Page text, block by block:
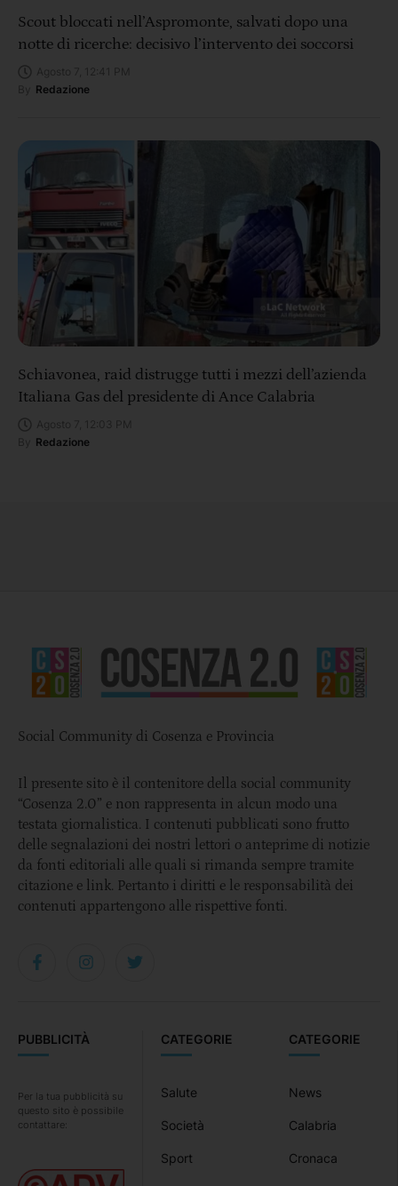
Scout bloccati nell’Aspromonte, salvati dopo una
notte di ricerche: decisivo l’intervento dei soccorsi
Redazione
Schiavonea, raid distrugge tutti i mezzi dell’azienda
Italiana Gas del presidente di Ance Calabria
Redazione
CATEGORIE
News
Calabria
Cronaca
CATEGORIE
Salute
Società
Sport
PUBBLICITÀ
Per la tua pubblicità su
questo sito è possibile
contattare:
Social Community di Cosenza e Provincia
Il presente sito è il contenitore della social community
“Cosenza 2.0” e non rappresenta in alcun modo una
testata giornalistica. I contenuti pubblicati sono frutto
delle segnalazioni dei nostri lettori o anteprime di notizie
da fonti editoriali alle quali si rimanda sempre tramite
citazione e link. Pertanto i diritti e le responsabilità dei
contenuti appartengono alle rispettive fonti.